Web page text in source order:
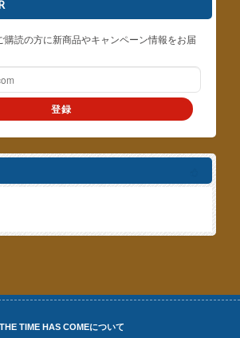
購読の方に新商品やキャンペーン情報をお届
登録
THE TIME HAS COMEについて